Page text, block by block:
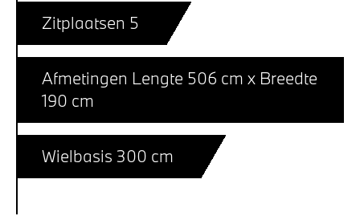
Zitplaatsen 5
Afmetingen Lengte 506 cm x Breedte
190 cm
Wielbasis 300 cm